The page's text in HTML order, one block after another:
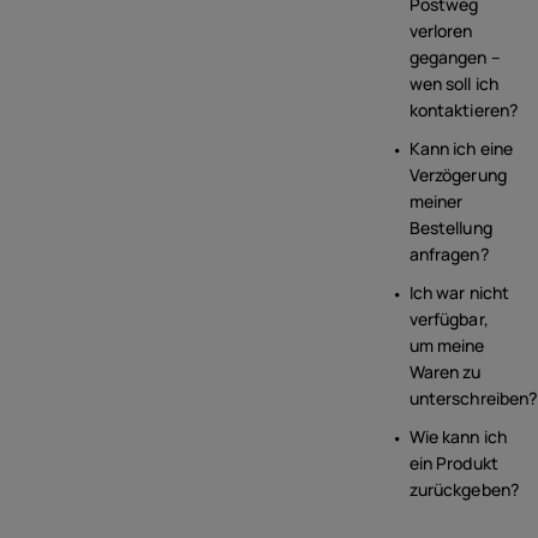
verloren
gegangen –
wen soll ich
kontaktieren?
Kann ich eine
Verzögerung
meiner
Bestellung
anfragen?
Ich war nicht
verfügbar,
um meine
Waren zu
unterschreiben?
Wie kann ich
ein Produkt
zurückgeben?